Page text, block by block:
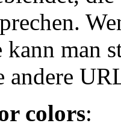
man
andere
colors: